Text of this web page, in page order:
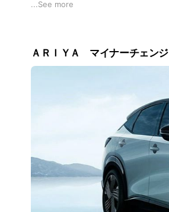
...See more
ＡＲＩＹＡ マイナーチェンジ